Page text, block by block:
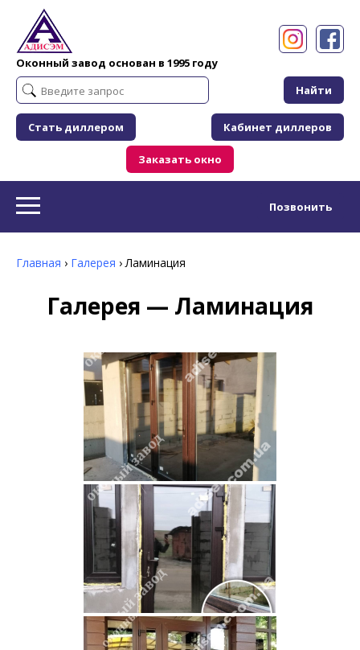
Оконный завод основан в 1995 году
Найти
Стать диллером Кабинет диллеров
Заказать окно
Позвонить
Главная › Галерея ›Ламинация
Галерея — Ламинация